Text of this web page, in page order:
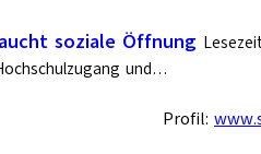
soziale Öffnung
und…
Profil: